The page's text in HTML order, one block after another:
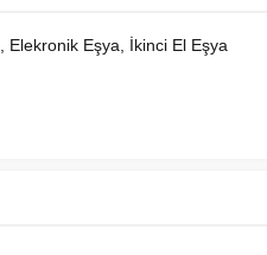
Elekronik Eşya İkinci El Eşya